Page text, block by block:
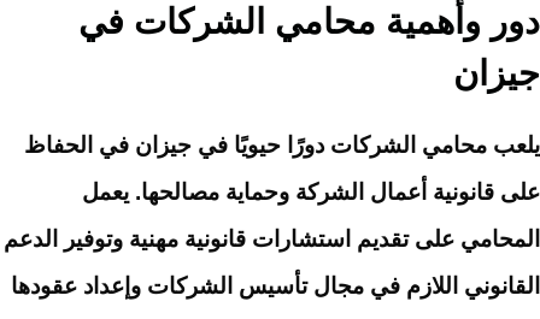
دور وأهمية محامي الشركات في
جيزان
يلعب محامي الشركات دورًا حيويًا في جيزان في الحفاظ
على قانونية أعمال الشركة وحماية مصالحها. يعمل
المحامي على تقديم استشارات قانونية مهنية وتوفير الدعم
القانوني اللازم في مجال تأسيس الشركات وإعداد عقودها